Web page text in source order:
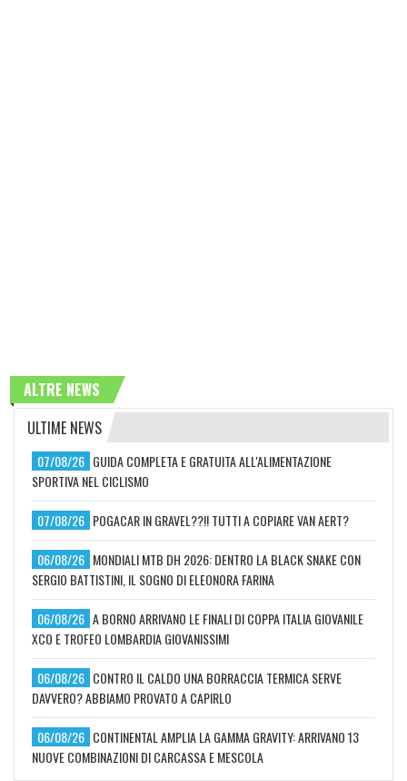
ALTRE NEWS
ULTIME NEWS
07/08/26 GUIDA COMPLETA E GRATUITA ALL'ALIMENTAZIONE
SPORTIVA NEL CICLISMO
07/08/26 POGACAR IN GRAVEL??!! TUTTI A COPIARE VAN AERT?
06/08/26 MONDIALI MTB DH 2026: DENTRO LA BLACK SNAKE CON
SERGIO BATTISTINI, IL SOGNO DI ELEONORA FARINA
06/08/26 A BORNO ARRIVANO LE FINALI DI COPPA ITALIA GIOVANILE
XCO E TROFEO LOMBARDIA GIOVANISSIMI
06/08/26 CONTRO IL CALDO UNA BORRACCIA TERMICA SERVE
DAVVERO? ABBIAMO PROVATO A CAPIRLO
06/08/26 CONTINENTAL AMPLIA LA GAMMA GRAVITY: ARRIVANO 13
NUOVE COMBINAZIONI DI CARCASSA E MESCOLA